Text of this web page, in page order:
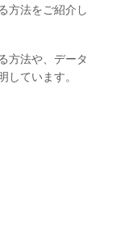
方法をご紹介し
方法や、データ
しています。